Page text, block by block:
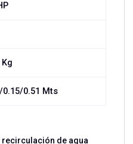
Kg
0.15/0.51 Mts
de agua